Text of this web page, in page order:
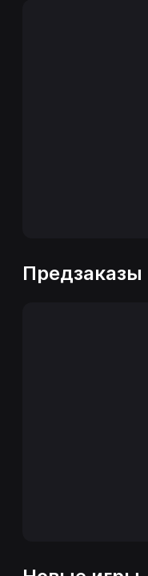
Предзаказы